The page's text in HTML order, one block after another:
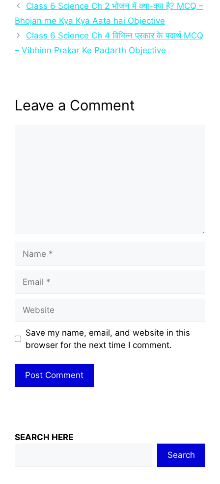
Class 6 Science Ch 2 भोजन में क्या-क्या है? MCQ –
Bhojan me Kya Kya Aata hai Objective
Class 6 Science Ch 4 विभिन्न प्रकार के पदार्थ MCQ
– Vibhinn Prakar Ke Padarth Objective
Leave a Comment
Save my name, email, and website in this
browser for the next time I comment.
SEARCH HERE
Search